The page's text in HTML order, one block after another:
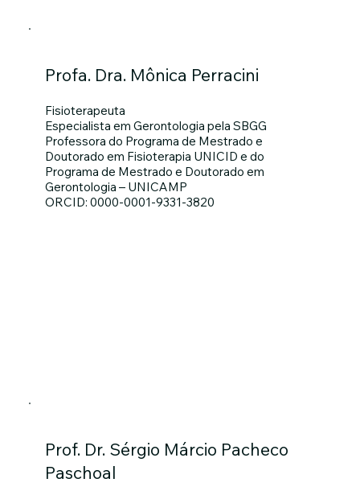
Fisioterapeuta
Especialista em Gerontologia pela SBGG
Professora do Programa de Mestrado e
Doutorado em Fisioterapia UNICID e do
Programa de Mestrado e Doutorado em
Gerontologia – UNICAMP
ORCID: 0000-0001-9331-3820
Profa. Dra. Mônica Perracini
Prof. Dr. Sérgio Márcio Pacheco
Paschoal